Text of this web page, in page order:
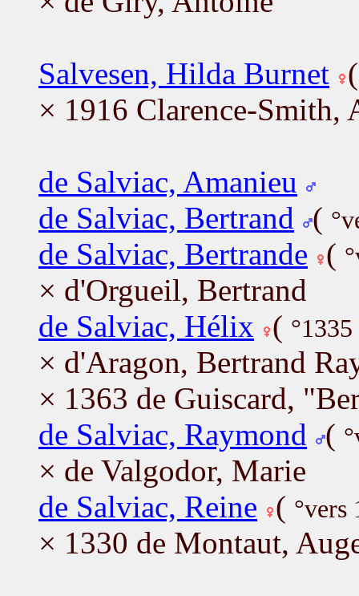
Salvesen, Hilda Burnet
× 1916 Clarence-Smith,
de Salviac, Amanieu
de Salviac, Bertrand
(
de Salviac, Bertrande (
× d'Orgueil, Bertrand
de Salviac, Hélix (
× d'Aragon, Bertrand
× 1363 de Guiscard,
de Salviac, Raymond
(
× de Valgodor, Marie
de Salviac, Reine ( °vers
× 1330 de Montaut,